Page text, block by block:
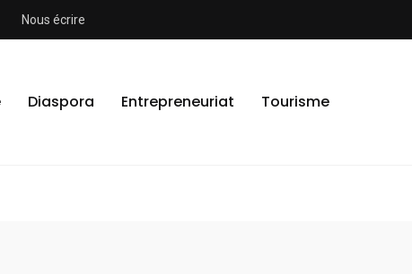
Nous écrire
Diaspora Entrepreneuriat Tourisme